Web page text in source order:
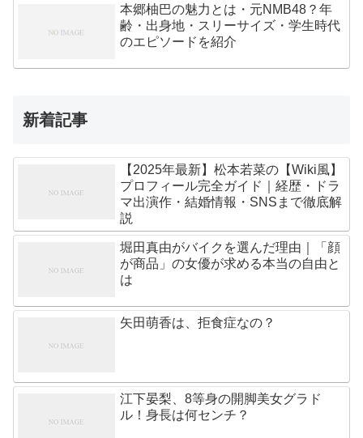
本郷柚巴の魅力とは・元NMB48？年
齢・出身地・スリーサイズ・学生時代
のエピソードを紹介
新着記事
【2025年最新】松本若菜の【Wiki風】
プロフィール完全ガイド｜経歴・ドラ
マ出演作・結婚情報・SNSまで徹底解
説
堀田真由がバイクを選んだ理由｜「顔
が商品」の女優が求める本当の自由と
は
矢田萌香は、拒食症なの？
江下晏梨、8等身の開脚美女グラド
ル！身長は何センチ？